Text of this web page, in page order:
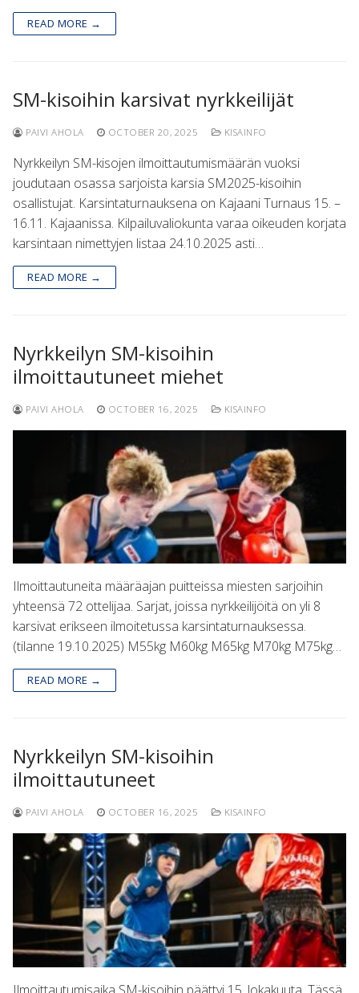
READ MORE →
SM-kisoihin karsivat nyrkkeilijät
PAIVI AHOLA OCTOBER 20, 2025 KISAINFO
Nyrkkeilyn SM-kisojen ilmoittautumismäärän vuoksi
joudutaan osassa sarjoista karsia SM2025-kisoihin
osallistujat. Karsintaturnauksena on Kajaani Turnaus 15. –
16.11. Kajaanissa. Kilpailuvaliokunta varaa oikeuden korjata
karsintaan nimettyjen listaa 24.10.2025 asti…
READ MORE →
Nyrkkeilyn SM-kisoihin
ilmoittautuneet miehet
PAIVI AHOLA OCTOBER 16, 2025 KISAINFO
Ilmoittautuneita määräajan puitteissa miesten sarjoihin
yhteensä 72 ottelijaa. Sarjat, joissa nyrkkeilijöitä on yli 8
karsivat erikseen ilmoitetussa karsintaturnauksessa.
(tilanne 19.10.2025) M55kg M60kg M65kg M70kg M75kg…
READ MORE →
Nyrkkeilyn SM-kisoihin
ilmoittautuneet
PAIVI AHOLA OCTOBER 16, 2025 KISAINFO